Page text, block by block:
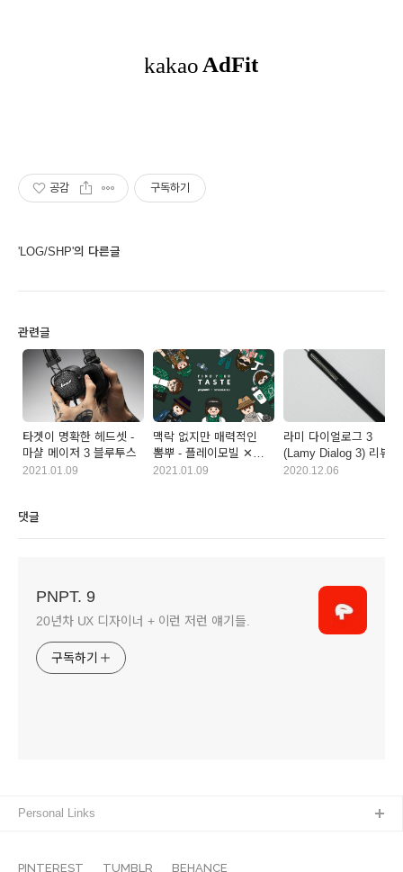
공감 구독하기
'LOG/SHP'의 다른글
관련글
타겟이 명확한 헤드셋 -
마샬 메이저 3 블루투스
2021.01.09
맥락 없지만 매력적인
뽐뿌 - 플레이모빌 ✕
스타벅스
2021.01.09
라미 다이얼로그 3
(Lamy Dialog 3) 리뷰
2020.12.06
댓글
PNPT. 9
20년차 UX 디자이너 + 이런 저런 얘기들.
구독하기
PINTEREST TUMBLR BEHANCE
Personal Links